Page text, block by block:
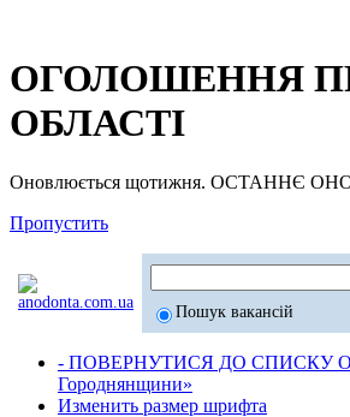
ОГОЛОШЕННЯ
ОБЛАСТІ
Оновлюється щотижня. ОСТАННЄ
Пропустить
Пошук вакансій
- ПОВЕРНУТИСЯ ДО СПИСКУ
Городнянщини»
Изменить размер шрифта